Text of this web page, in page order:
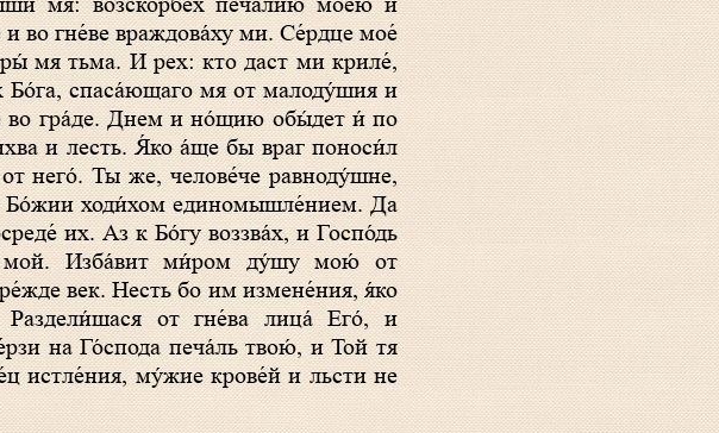
во гне́ве враждова́ху ми. Се́рдце мое́
мя тьма. И рех: кто даст ми криле́,
Бо́га, спаса́ющаго мя от малоду́шия и
во гра́де. Днем и но́щию обы́дет и́ по
и лесть. Я́ко а́ще бы враг поноси́л
него́. Ты же, челове́че равноду́шне,
ходи́хом единомышле́нием. Да
их. Аз к Бо́гу воззва́х, и Госпо́дь
мой. Изба́вит ми́ром ду́шу мою́ от
век. Несть бо им измене́ния, я́ко
от гне́ва лица́ Его́, и
на Го́спода печа́ль твою́, и Той тя
истле́ния, му́жие крове́й и льсти не